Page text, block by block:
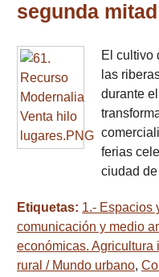
segunda
El cultivo
las
durante
ferias
ciudad
Etiquetas: 1.- Espacios
comunicación y medio
económicas. Agricultura
rural / Mundo urbano,